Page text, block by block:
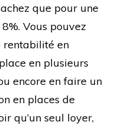
que pour une
Vous pouvez
rentabilité en
en plusieurs
encore en faire un
en places de
qu’un seul loyer,